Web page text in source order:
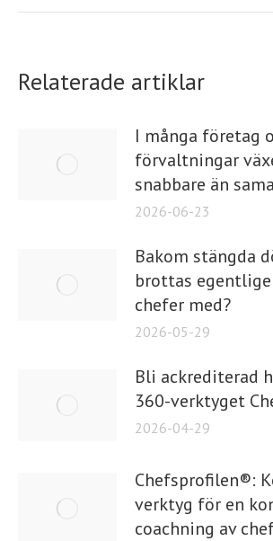
Relaterade artiklar
I många företag
förvaltningar
snabbare än
2026-06-23
Bakom stängda
brottas
chefer med?
2026-05-29
Bli ackrediterad
360-verktyget
2026-04-29
Chefsprofilen®:
verktyg för en
coachning av